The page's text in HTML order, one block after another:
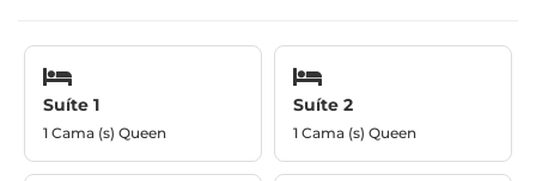
Suíte 1
1 Cama (s) Queen
Suíte 2
1 Cama (s) Queen